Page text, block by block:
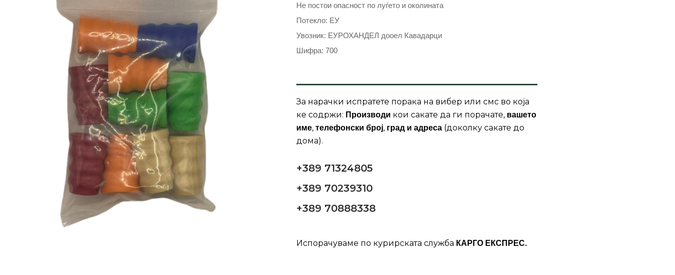
Не постои опасност по луѓето и околината
Потекло: ЕУ
Увозник: ЕУРОХАНДЕЛ дооел Кавадарци
Шифра: 700
За нарачки испратете порака на вибер или смс во која
ке содржи: Производи кои сакате да ги порачате, вашето
име, телефонски број, град и адреса (доколку сакате до
дома).
+389 71324805
+389 70239310
+389 70888338
Испорачуваме по курирската служба КАРГО ЕКСПРЕС.